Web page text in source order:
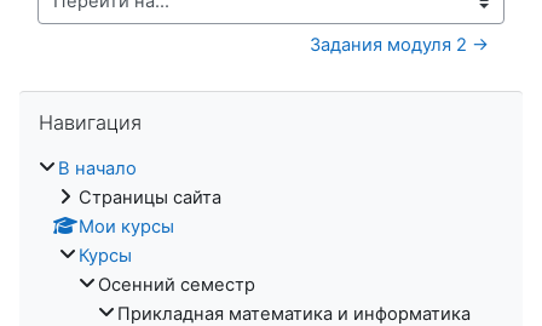
Перейти на...
Задания модуля 2 →
Навигация
В начало
Страницы сайта
Мои курсы
Курсы
Осенний семестр
Прикладная математика и информатика